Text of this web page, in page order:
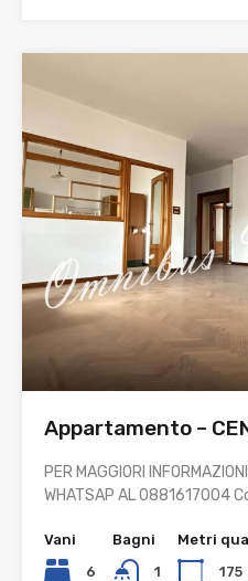
Appartamento –
PER MAGGIORI
WHATSAP AL 0881617004
Vani
6
Bagni
1
Metri
175